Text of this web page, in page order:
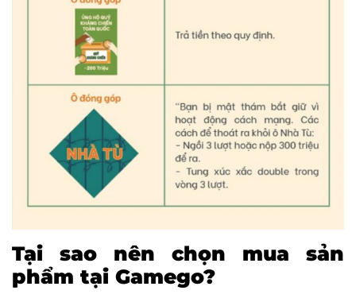
Tại sao nên chọn mua sản
phẩm tại Gamego?